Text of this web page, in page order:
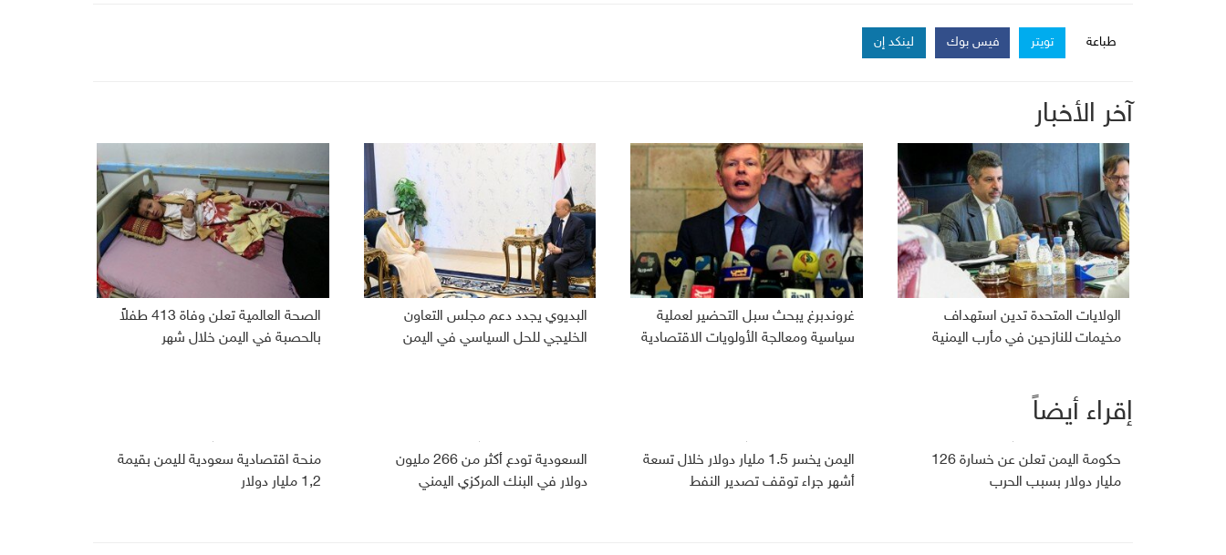
طباعة تويتر فيس بوك لينكد إن
آخر الأخبار
الولايات المتحدة تدين استهداف
مخيمات للنازحين في مأرب اليمنية
غروندبرغ يبحث سبل التحضير لعملية
سياسية ومعالجة الأولويات الاقتصادية
البديوي يجدد دعم مجلس التعاون
الخليجي للحل السياسي في اليمن
الصحة العالمية تعلن وفاة 413 طفلاً
بالحصبة في اليمن خلال شهر
إقراء أيضاً
حكومة اليمن تعلن عن خسارة 126
مليار دولار بسبب الحرب
اليمن يخسر 1.5 مليار دولار خلال تسعة
أشهر جراء توقف تصدير النفط
السعودية تودع أكثر من 266 مليون
دولار في البنك المركزي اليمني
منحة اقتصادية سعودية لليمن بقيمة
1,2 مليار دولار